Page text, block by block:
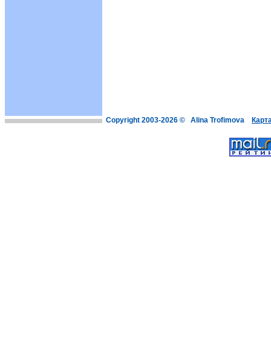
Copyright 2003-2026 © Alina Trofimova